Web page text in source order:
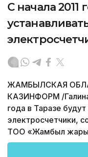
С начала 2011
ЖАМБЫЛСКАЯ
КАЗИНФОРМ /Галина
года в Таразе
электросчетчики,
ТОО «Жамбыл